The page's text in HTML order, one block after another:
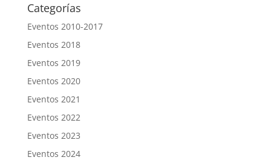
Categorías
Eventos 2010-2017
Eventos 2018
Eventos 2019
Eventos 2020
Eventos 2021
Eventos 2022
Eventos 2023
Eventos 2024